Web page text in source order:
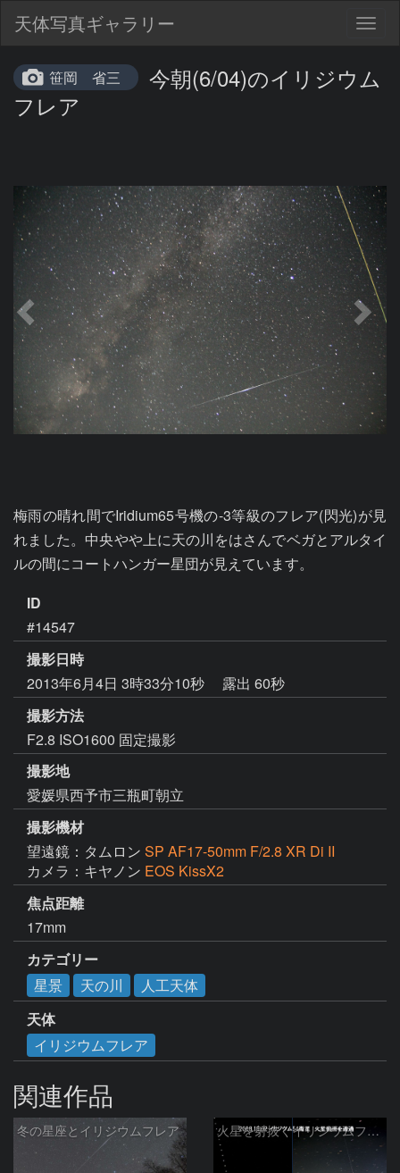
天体写真ギャラリー
笹岡 省三
今朝(6/04)のイリジウム
フレア
梅雨の晴れ間でIridium65号機の-3等級のフレア(閃光)が見
れました。中央やや上に天の川をはさんでベガとアルタイ
ルの間にコートハンガー星団が見えています。
ID
#14547
撮影日時
2013年6月4日 3時33分10秒
露出 60秒
撮影方法
F2.8 ISO1600 固定撮影
撮影地
愛媛県西予市三瓶町朝立
撮影機材
望遠鏡：タムロン SP AF17-50mm F/2.8 XR Di II
カメラ：キヤノン EOS KissX2
焦点距離
17mm
カテゴリー
星景
天の川
人工天体
天体
イリジウムフレア
関連作品
冬の星座とイリジウムフレア 火星を射抜くイリジウムフレア